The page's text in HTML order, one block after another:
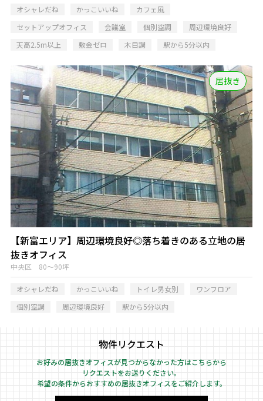
オシャレだね かっこいいね
カフェ風
セットアップオフィス
会議室 個別空調
周辺環境良好
天高2.5m以上
敷金ゼロ 木目調 駅から5分以内
居抜き
【新富エリア】周辺環境良好◎落ち着きのある立地の居
抜きオフィス
中央区 80～90坪
オシャレだね かっこいいね トイレ男女別
ワンフロア
個別空調
周辺環境良好 駅から5分以内
物件リクエスト
お好みの居抜きオフィスが見つからなかった方はこちらから
リクエストをお送りください。
希望の条件からおすすめの居抜きオフィスをご紹介します。